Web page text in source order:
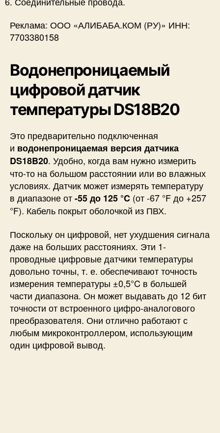
Реклама: ООО «АЛИБАБА.КОМ (РУ)» ИНН:
7703380158
Водонепроницаемый
цифровой датчик
температуры DS18B20
Это предварительно подключенная
и водонепроницаемая версия датчика
DS18B20. Удобно, когда вам нужно измерить
что-то на большом расстоянии или во влажных
условиях. Датчик может измерять температуру
в диапазоне от-55 до 125 °C (от -67 °F до +257
°F). Кабель покрыт оболочкой из ПВХ.
Поскольку он цифровой, нет ухудшения сигнала
даже на больших расстояниях. Эти 1-
проводные цифровые датчики температуры
довольно точны, т. е. обеспечивают точность
измерения температуры ±0,5°C в большей
части диапазона. Он может выдавать до 12 бит
точности от встроенного цифро-аналогового
преобразователя. Они отлично работают с
любым микроконтроллером, использующим
один цифровой вывод.